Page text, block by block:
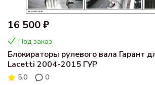
16 500 ₽
Под заказ
Блокираторы рулевого вала Гарант
Lacetti 2004-2015 ГУР
5.0 0